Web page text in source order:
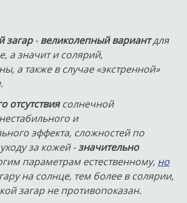
загар-великолепный вариантдля
а значит и солярий,
а также в случае «экстренной»
отсутствиясолнечной
и
эффекта, сложностей по
за кожей -значительно
параметрам естественному, но
на солнце, тем более в солярии,
загар не противопоказан.